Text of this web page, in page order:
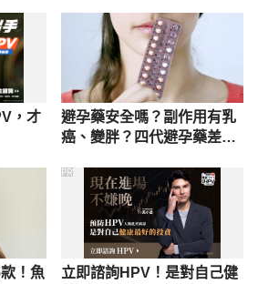
Accessed
（澎湖縣政府）
wangan/home.jsp?id=201
東縣戶政事務所）
，才
避孕藥安全嗎？副作用有乳
癌、變胖？四代避孕藥差異
！魚
立即諮詢HPV！是對自己健
PR